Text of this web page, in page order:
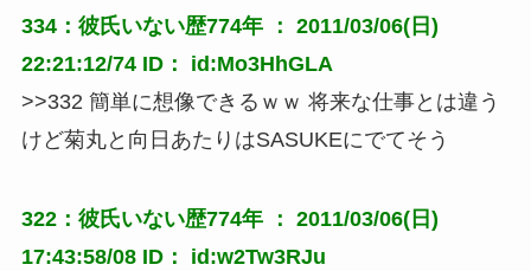
334：彼氏いない歴774年 ： 2011/03/06(日)
22:21:12/74 ID： id:Mo3HhGLA
>>332 簡単に想像できるｗｗ 将来な仕事とは違う
けど菊丸と向日あたりはSASUKEにでてそう
322：彼氏いない歴774年 ： 2011/03/06(日)
17:43:58/08 ID： id:w2Tw3RJu